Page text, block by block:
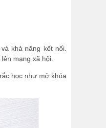
khả năng kết nối.
mạng xã hội.
học như mở khóa